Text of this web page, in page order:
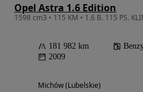
Opel Astra 1.6 Edition
181 982 km
2009
Michów (Lubelskie)